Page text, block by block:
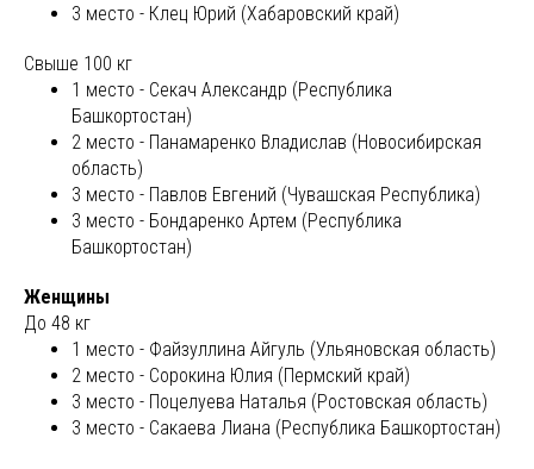
3 место - Клец Юрий (Хабаровский край)
Свыше 100 кг
1 место - Секач Александр (Республика
Башкортостан)
2 место - Панамаренко Владислав (Новосибирская
область)
3 место - Павлов Евгений (Чувашская Республика)
3 место - Бондаренко Артем (Республика
Башкортостан)
Женщины
До 48 кг
1 место - Файзуллина Айгуль (Ульяновская область)
2 место - Сорокина Юлия (Пермский край)
3 место - Поцелуева Наталья (Ростовская область)
3 место - Сакаева Лиана (Республика Башкортостан)